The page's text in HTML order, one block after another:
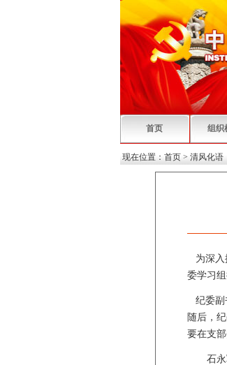
首页 组织
现在位置： 首页 > 清风化语
为深
委学习
纪委副
随后，
要在支
石永军